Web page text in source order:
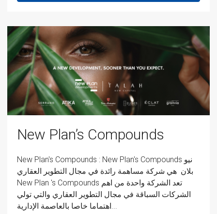
New Plan’s Compounds
New Plan's Compounds : New Plan's Compounds نيو
بلان هي شركة مساهمة رائدة في مجال التطوير العقاري
New Plan 's Compounds تعد الشركة واحدة من اهم
الشركات السباقة في مجال التطوير العقاري والتي تولي